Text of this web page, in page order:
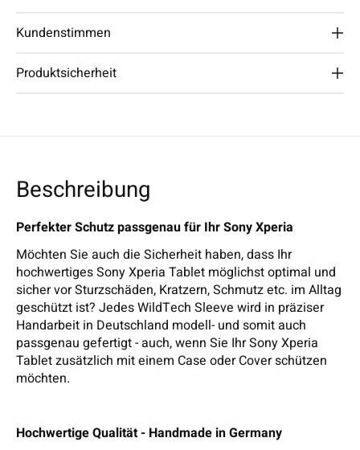
Kundenstimmen
Produktsicherheit
Beschreibung
Perfekter Schutz passgenau für Ihr Sony Xperia
Möchten Sie auch die Sicherheit haben, dass Ihr
hochwertiges Sony Xperia Tablet möglichst optimal und
sicher vor Sturzschäden, Kratzern, Schmutz etc. im Alltag
geschützt ist? Jedes WildTech Sleeve wird in präziser
Handarbeit in Deutschland modell- und somit auch
passgenau gefertigt - auch, wenn Sie Ihr Sony Xperia
Tablet zusätzlich mit einem Case oder Cover schützen
möchten.
Hochwertige Qualität - Handmade in Germany